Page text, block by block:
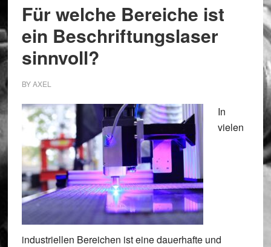
Für welche Bereiche ist
ein Beschriftungslaser
sinnvoll?
BYAXEL
In
vielen
industriellen Bereichen ist eine dauerhafte und